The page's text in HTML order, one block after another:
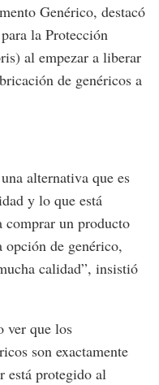
Genérico, destacó
la Protección
al empezar a liberar
de genéricos a
alternativa que es
y lo que está
comprar un producto
opción de genérico,
calidad”, insistió
ver que los
son exactamente
está protegido al